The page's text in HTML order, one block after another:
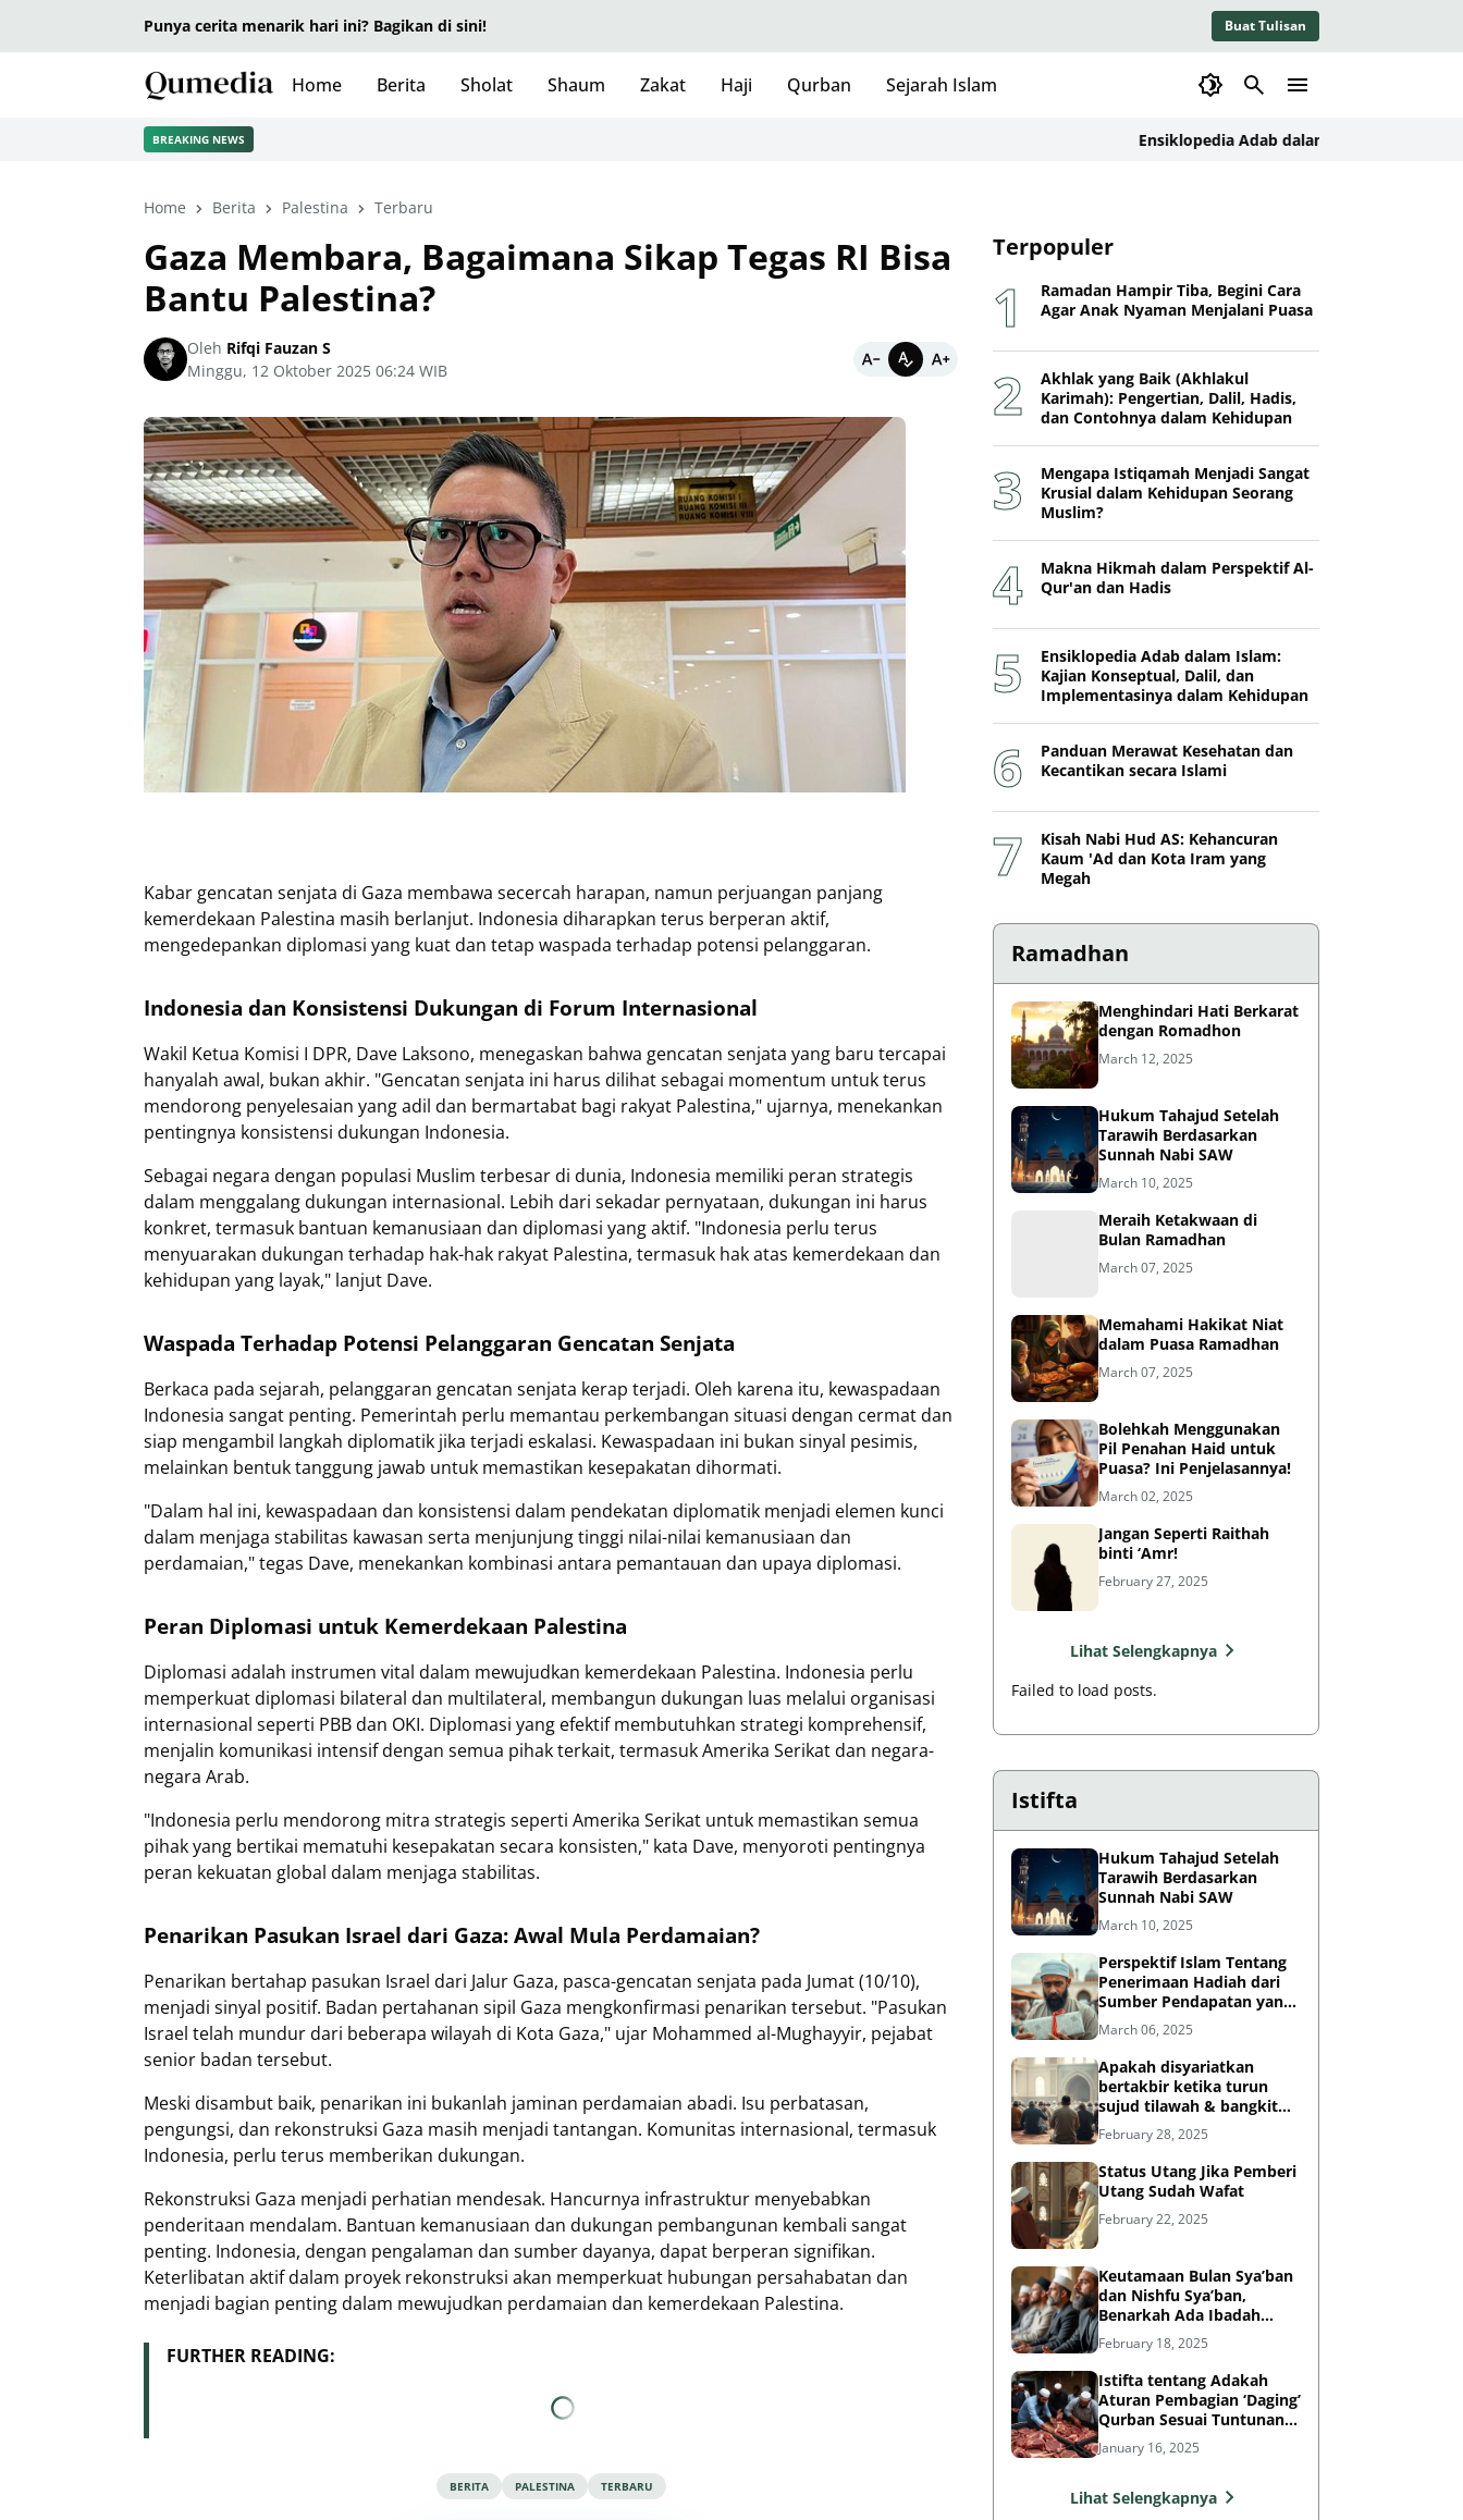
Punya cerita menarik hari ini? Bagikan di sini! Buat Tulisan
Home Berita Sholat Shaum Zakat Haji Qurban Sejarah Islam
BREAKING NEWS Ensiklopedia Adab dalam Islam: Kajian
Home Berita Palestina Terbaru
Gaza Membara, Bagaimana Sikap Tegas RI Bisa
Bantu Palestina?
Oleh Rifqi Fauzan S
Minggu, 12 Oktober 2025 06:24 WIB
Kabar gencatan senjata di Gaza membawa secercah harapan, namun perjuangan panjang
kemerdekaan Palestina masih berlanjut. Indonesia diharapkan terus berperan aktif,
mengedepankan diplomasi yang kuat dan tetap waspada terhadap potensi pelanggaran.
Indonesia dan Konsistensi Dukungan di Forum Internasional
Wakil Ketua Komisi I DPR, Dave Laksono, menegaskan bahwa gencatan senjata yang baru tercapai
hanyalah awal, bukan akhir. "Gencatan senjata ini harus dilihat sebagai momentum untuk terus
mendorong penyelesaian yang adil dan bermartabat bagi rakyat Palestina," ujarnya, menekankan
pentingnya konsistensi dukungan Indonesia.
Sebagai negara dengan populasi Muslim terbesar di dunia, Indonesia memiliki peran strategis
dalam menggalang dukungan internasional. Lebih dari sekadar pernyataan, dukungan ini harus
konkret, termasuk bantuan kemanusiaan dan diplomasi yang aktif. "Indonesia perlu terus
menyuarakan dukungan terhadap hak-hak rakyat Palestina, termasuk hak atas kemerdekaan dan
kehidupan yang layak," lanjut Dave.
Waspada Terhadap Potensi Pelanggaran Gencatan Senjata
Berkaca pada sejarah, pelanggaran gencatan senjata kerap terjadi. Oleh karena itu, kewaspadaan
Indonesia sangat penting. Pemerintah perlu memantau perkembangan situasi dengan cermat dan
siap mengambil langkah diplomatik jika terjadi eskalasi. Kewaspadaan ini bukan sinyal pesimis,
melainkan bentuk tanggung jawab untuk memastikan kesepakatan dihormati.
"Dalam hal ini, kewaspadaan dan konsistensi dalam pendekatan diplomatik menjadi elemen kunci
dalam menjaga stabilitas kawasan serta menjunjung tinggi nilai-nilai kemanusiaan dan
perdamaian," tegas Dave, menekankan kombinasi antara pemantauan dan upaya diplomasi.
Peran Diplomasi untuk Kemerdekaan Palestina
Diplomasi adalah instrumen vital dalam mewujudkan kemerdekaan Palestina. Indonesia perlu
memperkuat diplomasi bilateral dan multilateral, membangun dukungan luas melalui organisasi
internasional seperti PBB dan OKI. Diplomasi yang efektif membutuhkan strategi komprehensif,
menjalin komunikasi intensif dengan semua pihak terkait, termasuk Amerika Serikat dan negara-
negara Arab.
"Indonesia perlu mendorong mitra strategis seperti Amerika Serikat untuk memastikan semua
pihak yang bertikai mematuhi kesepakatan secara konsisten," kata Dave, menyoroti pentingnya
peran kekuatan global dalam menjaga stabilitas.
Penarikan Pasukan Israel dari Gaza: Awal Mula Perdamaian?
Penarikan bertahap pasukan Israel dari Jalur Gaza, pasca-gencatan senjata pada Jumat (10/10),
menjadi sinyal positif. Badan pertahanan sipil Gaza mengkonfirmasi penarikan tersebut. "Pasukan
Israel telah mundur dari beberapa wilayah di Kota Gaza," ujar Mohammed al-Mughayyir, pejabat
senior badan tersebut.
Meski disambut baik, penarikan ini bukanlah jaminan perdamaian abadi. Isu perbatasan,
pengungsi, dan rekonstruksi Gaza masih menjadi tantangan. Komunitas internasional, termasuk
Indonesia, perlu terus memberikan dukungan.
Rekonstruksi Gaza menjadi perhatian mendesak. Hancurnya infrastruktur menyebabkan
penderitaan mendalam. Bantuan kemanusiaan dan dukungan pembangunan kembali sangat
penting. Indonesia, dengan pengalaman dan sumber dayanya, dapat berperan signifikan.
Keterlibatan aktif dalam proyek rekonstruksi akan memperkuat hubungan persahabatan dan
menjadi bagian penting dalam mewujudkan perdamaian dan kemerdekaan Palestina.
FURTHER READING:
BERITA PALESTINA TERBARU
Terpopuler
Ramadan Hampir Tiba, Begini Cara
Agar Anak Nyaman Menjalani Puasa
Akhlak yang Baik (Akhlakul
Karimah): Pengertian, Dalil, Hadis,
dan Contohnya dalam Kehidupan
Mengapa Istiqamah Menjadi Sangat
Krusial dalam Kehidupan Seorang
Muslim?
Makna Hikmah dalam Perspektif Al-
Qur'an dan Hadis
Ensiklopedia Adab dalam Islam:
Kajian Konseptual, Dalil, dan
Implementasinya dalam Kehidupan
Panduan Merawat Kesehatan dan
Kecantikan secara Islami
Kisah Nabi Hud AS: Kehancuran
Kaum 'Ad dan Kota Iram yang
Megah
Ramadhan
Menghindari Hati Berkarat
dengan Romadhon
March 12, 2025
Hukum Tahajud Setelah
Tarawih Berdasarkan
Sunnah Nabi SAW
March 10, 2025
Meraih Ketakwaan di
Bulan Ramadhan
March 07, 2025
Memahami Hakikat Niat
dalam Puasa Ramadhan
March 07, 2025
Bolehkah Menggunakan
Pil Penahan Haid untuk
Puasa? Ini Penjelasannya!
March 02, 2025
Jangan Seperti Raithah
binti ‘Amr!
February 27, 2025
Lihat Selengkapnya
Failed to load posts.
Istifta
Hukum Tahajud Setelah
Tarawih Berdasarkan
Sunnah Nabi SAW
March 10, 2025
Perspektif Islam Tentang
Penerimaan Hadiah dari
Sumber Pendapatan yang
Tidak Halal
March 06, 2025
Apakah disyariatkan
bertakbir ketika turun
sujud tilawah & bangkit
dari sujud tilawah yang
dilakukan dalam shalat?
February 28, 2025
Status Utang Jika Pemberi
Utang Sudah Wafat
February 22, 2025
Keutamaan Bulan Sya’ban
dan Nishfu Sya’ban,
Benarkah Ada Ibadah
Khusus?
February 18, 2025
Istifta tentang Adakah
Aturan Pembagian ‘Daging’
Qurban Sesuai Tuntunan
Rasulullah?
January 16, 2025
Lihat Selengkapnya